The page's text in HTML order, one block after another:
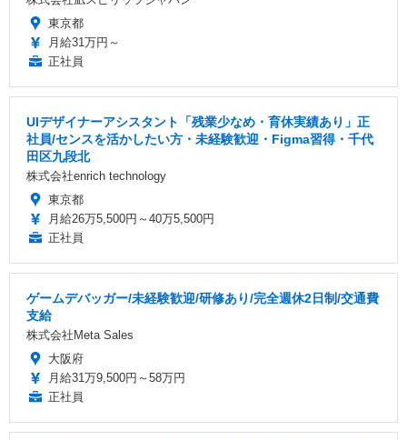
東京都
月給31万円～
正社員
UIデザイナーアシスタント「残業少なめ・育休実績あり」正
社員/センスを活かしたい方・未経験歓迎・Figma習得・千代
田区九段北
株式会社enrich technology
東京都
月給26万5,500円～40万5,500円
正社員
ゲームデバッガー/未経験歓迎/研修あり/完全週休2日制/交通費
支給
株式会社Meta Sales
大阪府
月給31万9,500円～58万円
正社員